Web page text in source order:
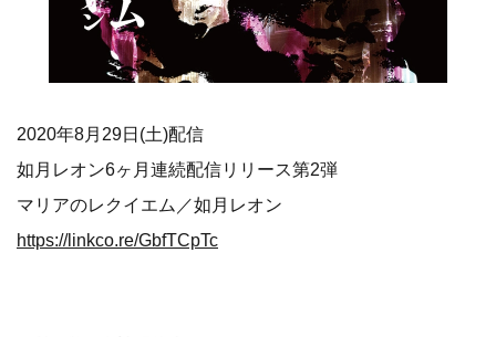
2020年8月29日(土)配信
如月レオン6ヶ月連続配信リリース第2弾
マリアのレクイエム／如月レオン
https://linkco.re/GbfTCpTc